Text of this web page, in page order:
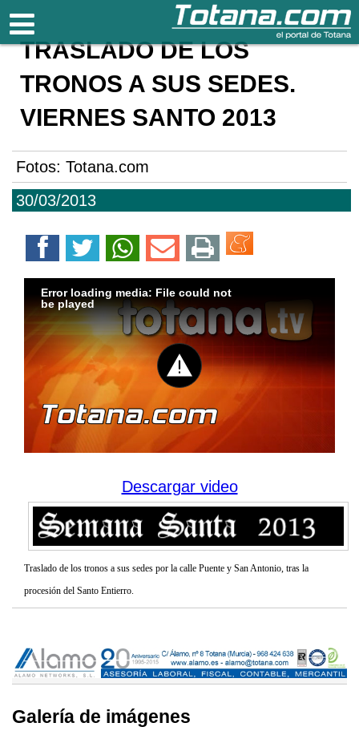
Totana.com
30/03/2013
TRASLADO DE LOS
TRONOS A SUS SEDES.
VIERNES SANTO 2013
Fotos: Totana.com
Error loading media: File could not
be played
Descargar video
Traslado de los tronos a sus sedes por la calle Puente y San Antonio, tras la
procesión del Santo Entierro.
Galería de imágenes